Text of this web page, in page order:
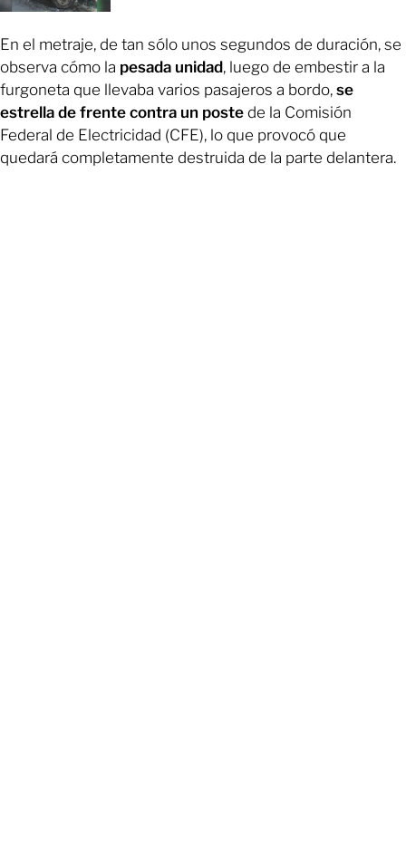
En el metraje, de tan sólo unos segundos de duración, se
observa cómo la pesada unidad, luego de embestir a la
furgoneta que llevaba varios pasajeros a bordo, se
estrella de frente contra un poste de la Comisión
Federal de Electricidad (CFE), lo que provocó que
quedará completamente destruida de la parte delantera.